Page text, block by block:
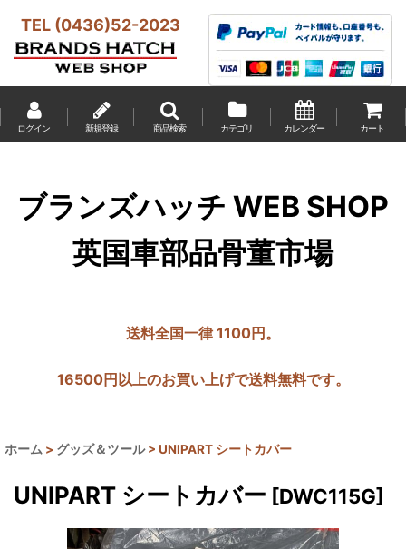
TEL (0436)52-2023
ログイン 新規登録 商品検索 カテゴリ カレンダー カート
ブランズハッチ WEB SHOP
英国車部品骨董市場
送料全国一律 1100円。
16500円以上のお買い上げで送料無料です。
ホーム > グッズ＆ツール > UNIPART シートカバー
UNIPART シートカバー [DWC115G]